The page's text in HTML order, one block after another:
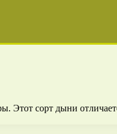
Этот сорт дыни